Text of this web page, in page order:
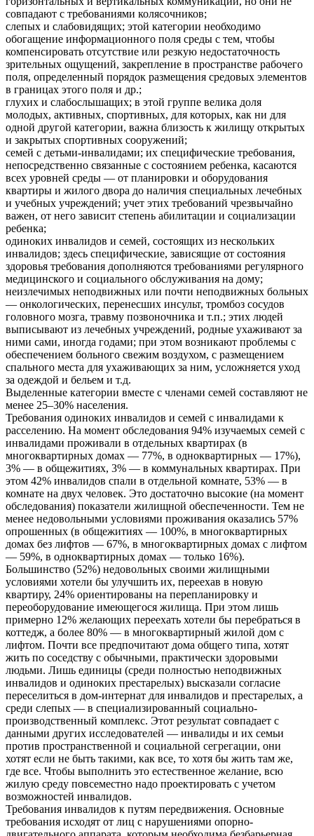
совпадают с требованиями колясочников;
слепых и слабовидящих; этой категории необходимо
обогащение информационного поля среды с тем, чтобы
компенсировать отсутствие или резкую недостаточность
зрительных ощущений, закрепление в пространстве рабочего
поля, определенный порядок размещения средовых элементов
в границах этого поля и др.;
глухих и слабослышащих; в этой группе велика доля
молодых, активных, спортивных, для которых, как ни для
одной другой категории, важна близость к жилищу открытых
и закрытых спортивных сооружений;
семей с детьми-инвалидами; их специфические требования,
непосредственно связанные с состоянием ребенка, касаются
всех уровней среды — от планировки и оборудования
квартиры и жилого двора до наличия специальных лечебных
и учебных учреждений; учет этих требований чрезвычайно
важен, от него зависит степень абилитации и социализации
ребенка;
одиноких инвалидов и семей, состоящих из нескольких
инвалидов; здесь специфические, зависящие от состояния
здоровья требования дополняются требованиями регулярного
медицинского и социального обслуживания на дому;
неизлечимых неподвижных или почти неподвижных больных
— онкологических, перенесших инсульт, тромбоз сосудов
головного мозга, травму позвоночника и т.п.; этих людей
выписывают из лечебных учреждений, родные ухаживают за
ними сами, иногда годами; при этом возникают проблемы с
обеспечением больного свежим воздухом, с размещением
спального места для ухаживающих за ним, усложняется уход
за одеждой и бельем и т.д.
Выделенные категории вместе с членами семей составляют не
менее 25–30% населения.
Требования одиноких инвалидов и семей с инвалидами к
расселению. На момент обследования 94% изучаемых семей с
инвалидами проживали в отдельных квартирах (в
многоквартирных домах — 77%, в одноквартирных — 17%),
3% — в общежитиях, 3% — в коммунальных квартирах. При
этом 42% инвалидов спали в отдельной комнате, 53% — в
комнате на двух человек. Это достаточно высокие (на момент
обследования) показатели жилищной обеспеченности. Тем не
менее недовольными условиями проживания оказались 57%
опрошенных (в общежитиях — 100%, в многоквартирных
домах без лифтов — 67%, в многоквартирных домах с лифтом
— 59%, в одноквартирных домах — только 16%).
Большинство (52%) недовольных своими жилищными
условиями хотели бы улучшить их, переехав в новую
квартиру, 24% ориентированы на перепланировку и
переоборудование имеющегося жилища. При этом лишь
примерно 12% желающих переехать хотели бы перебраться в
коттедж, а более 80% — в многоквартирный жилой дом с
лифтом. Почти все предпочитают дома общего типа, хотят
жить по соседству с обычными, практически здоровыми
людьми. Лишь единицы (среди полностью неподвижных
инвалидов и одиноких престарелых) высказали согласие
переселиться в дом-интернат для инвалидов и престарелых, а
среди слепых — в специализированный социально-
производственный комплекс. Этот результат совпадает с
данными других исследователей — инвалиды и их семьи
против пространственной и социальной сегрегации, они
хотят если не быть такими, как все, то хотя бы жить там же,
где все. Чтобы выполнить это естественное желание, всю
жилую среду повсеместно надо проектировать с учетом
возможностей инвалидов.
Требования инвалидов к путям передвижения. Основные
требования исходят от лиц с нарушениями опорно-